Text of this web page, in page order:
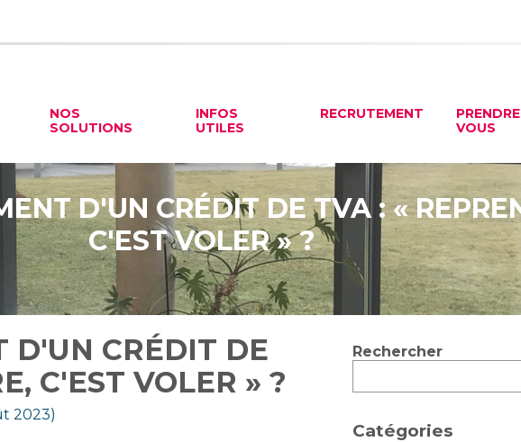
NOS
SOLUTIONS
INFOS
UTILES
RECRUTEMENT
VOUS
D'UN CRÉDIT DE TVA : «
C'EST VOLER » ?
D'UN CRÉDIT DE
C'EST VOLER » ?
2023)
Blog
Rechercher
Catégories